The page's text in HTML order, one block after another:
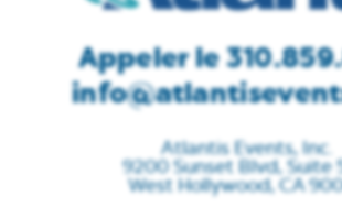
Appeler le
Atlantis Events, Inc.
9200 Sunset Blvd, Suite
West Hollywood, CA